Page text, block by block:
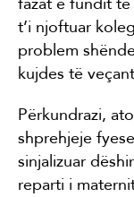
fazat e fundit
t’i njoftuar
problem
kujdes të
Përkundrazi,
shprehjeje
sinjalizuar
reparti i